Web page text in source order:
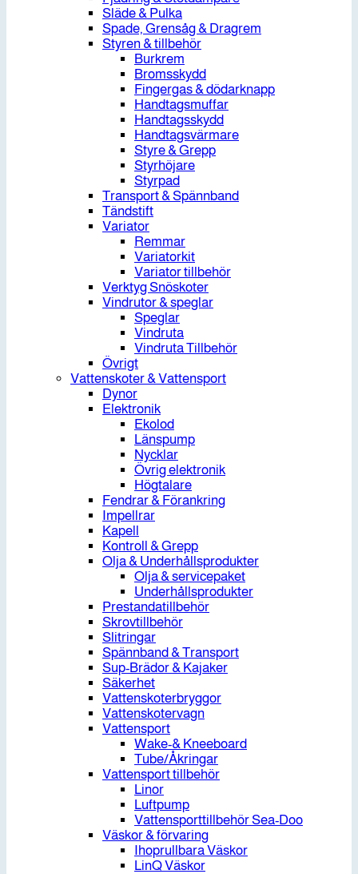
Släde & Pulka
Spade, Grensåg & Dragrem
Styren & tillbehör
Burkrem
Bromsskydd
Fingergas & dödarknapp
Handtagsmuffar
Handtagsskydd
Handtagsvärmare
Styre & Grepp
Styrhöjare
Styrpad
Transport & Spännband
Tändstift
Variator
Remmar
Variatorkit
Variator tillbehör
Verktyg Snöskoter
Vindrutor & speglar
Speglar
Vindruta
Vindruta Tillbehör
Övrigt
Vattenskoter & Vattensport
Dynor
Elektronik
Ekolod
Länspump
Nycklar
Övrig elektronik
Högtalare
Fendrar & Förankring
Impellrar
Kapell
Kontroll & Grepp
Olja & Underhållsprodukter
Olja & servicepaket
Underhållsprodukter
Prestandatillbehör
Skrovtillbehör
Slitringar
Spännband & Transport
Sup-Brädor & Kajaker
Säkerhet
Vattenskoterbryggor
Vattenskotervagn
Vattensport
Wake-& Kneeboard
Tube/Åkringar
Vattensport tillbehör
Linor
Luftpump
Vattensporttillbehör Sea-Doo
Väskor & förvaring
Ihoprullbara Väskor
LinQ Väskor